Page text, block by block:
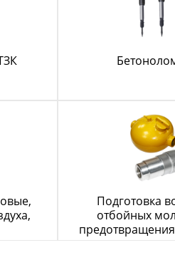
Подготовка
отбойных